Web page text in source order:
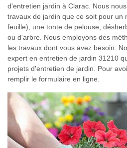
d'entretien jardin à Clarac. Nous
travaux de jardin que ce soit pour un
feuille), une tonte de pelouse,
ou d'arbre. Nous employons des
les travaux dont vous avez besoin.
expert en entretien de jardin 31210
projets d'entretien de jardin. Pour
remplir le formulaire en ligne.